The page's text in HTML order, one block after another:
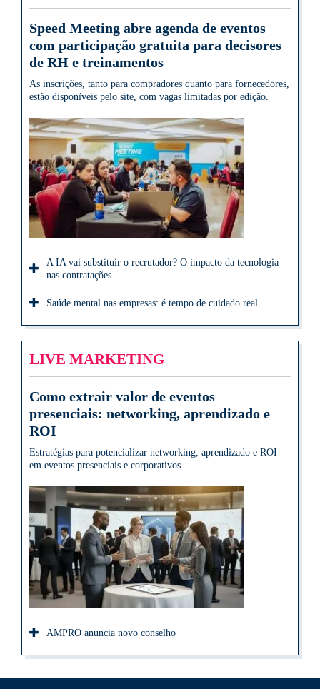
Speed Meeting abre agenda de eventos
com participação gratuita para decisores
de RH e treinamentos
As inscrições, tanto para compradores quanto para fornecedores,
estão disponíveis pelo site, com vagas limitadas por edição.
A IA vai substituir o recrutador? O impacto da tecnologia
nas contratações
Saúde mental nas empresas: é tempo de cuidado real
LIVE MARKETING
Como extrair valor de eventos
presenciais: networking, aprendizado e
ROI
Estratégias para potencializar networking, aprendizado e ROI
em eventos presenciais e corporativos.
AMPRO anuncia novo conselho